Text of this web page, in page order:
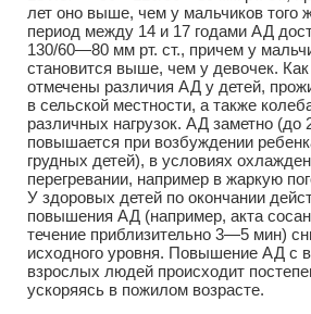
лет оно выше, чем у мальчиков того
период между 14 и 17 годами АД
130/60—80 мм рт. ст., причем у
становится выше, чем у девочек.
отмечены различия АД у детей,
в сельской местности, а также
различных нагрузок. АД заметно (до
повышается при возбуждении
грудных детей), в условиях
перегревании, например в жаркую
У здоровых детей по окончании
повышения АД (например, акта
течение приблизительно 3—5 мин)
исходного уровня. Повышение АД с
взрослых людей происходит
ускоряясь в пожилом возрасте.